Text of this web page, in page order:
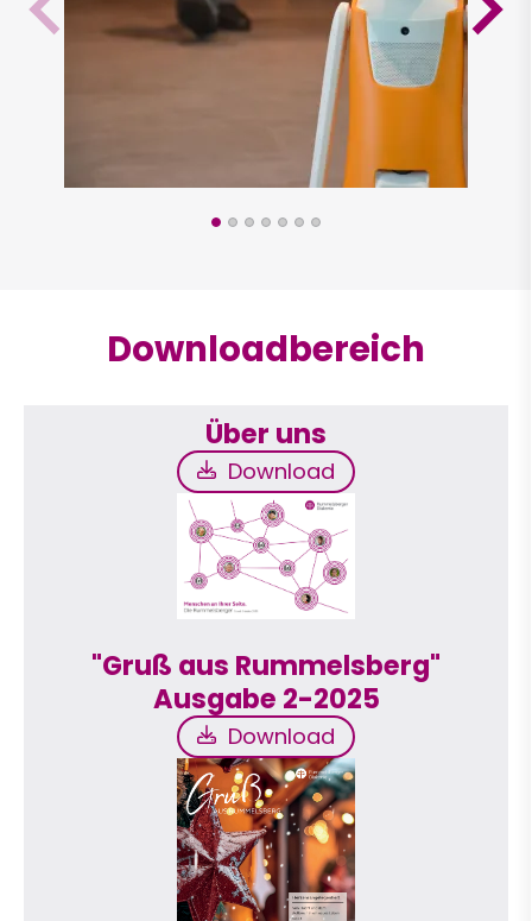
Downloadbereich
Download
Download
Über uns
Download
Download
"Gruß aus Rummelsberg"
Ausgabe 2-2025